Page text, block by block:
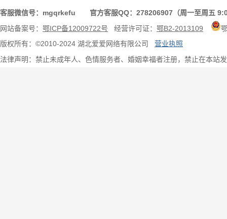
客服微信号：mgqrkefu 官方客服QQ：278206907（周一至周五
网站备案号： 鄂ICP备12009722号 经营许可证： 鄂B2-2013109
版权所有：©2010-2024 湖北爱爱网络有限公司 营业执照
法律声明：禁止未成年人、色情服务者、婚姻幸福者注册，禁止在本站